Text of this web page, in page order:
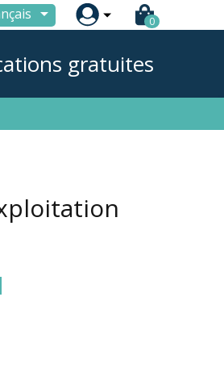
 0
gratuites